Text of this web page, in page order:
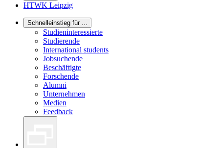
HTWK Leipzig
Schnelleinstieg für ...
Studieninteressierte
Studierende
International students
Jobsuchende
Beschäftigte
Forschende
Alumni
Unternehmen
Medien
Feedback